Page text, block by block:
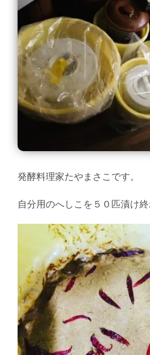
発酵料理家たやまさこです。
自分用のへしこを５０匹漬け終